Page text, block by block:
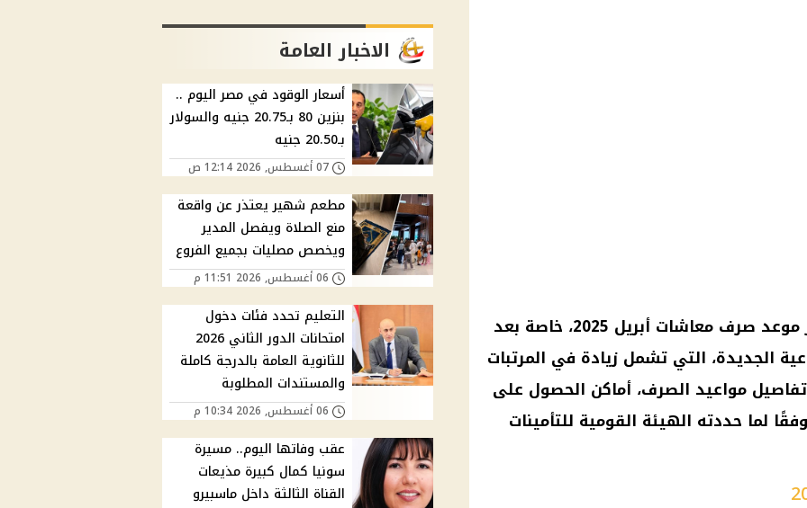
يترقب أصحاب المعاشات في مصر موعد صرف معاشات أبريل 2025، خاصة بعد
الجديدة، التي تشمل زيادة في المرتبات
مواعيد الصرف، أماكن الحصول على
لما حددته الهيئة القومية للتأمينات
الاخبار العامة
أسعار الوقود في مصر اليوم ..
بنزين 80 بـ20.75 جنيه والسولار
بـ20.50 جنيه
07 أغسطس, 2026 12:14 ص
مطعم شهير يعتذر عن واقعة
منع الصلاة ويفصل المدير
ويخصص مصليات بجميع الفروع
06 أغسطس, 2026 11:51 م
التعليم تحدد فئات دخول
امتحانات الدور الثاني 2026
للثانوية العامة بالدرجة كاملة
والمستندات المطلوبة
06 أغسطس, 2026 10:34 م
عقب وفاتها اليوم.. مسيرة
سونيا كمال كبيرة مذيعات
القناة الثالثة داخل ماسبيرو